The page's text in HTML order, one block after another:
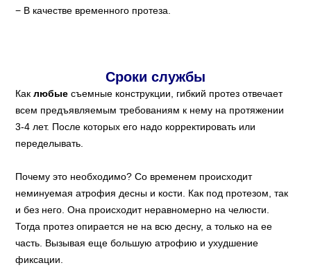
В качестве временного протеза.
Сроки службы
Каклюбые съемные конструкции, гибкий протез отвечает
всем предъявляемым требованиям к нему на протяжении
3-4 лет. После которых его надо корректировать или
переделывать.
Почему это необходимо? Со временем происходит
неминуемая атрофия десны и кости. Как под протезом, так
и без него. Она происходит неравномерно на челюсти.
Тогда протез опирается не на всю десну, а только на ее
часть. Вызывая еще большую атрофию и ухудшение
фиксации.